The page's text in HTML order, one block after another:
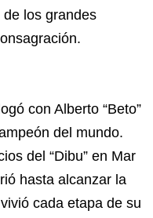
de los grandes
con Alberto “Beto”
del mundo.
del “Dibu” en Mar
hasta alcanzar la
cada etapa de su